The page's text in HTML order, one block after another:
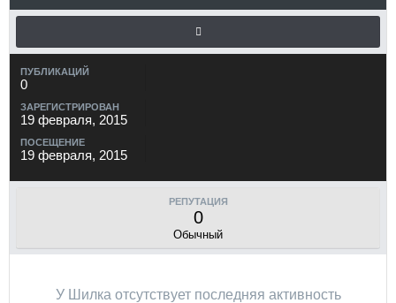
ПУБЛИКАЦИЙ
0
ЗАРЕГИСТРИРОВАН
19 февраля, 2015
ПОСЕЩЕНИЕ
19 февраля, 2015
РЕПУТАЦИЯ
0
Обычный
У Шилка отсутствует последняя активность